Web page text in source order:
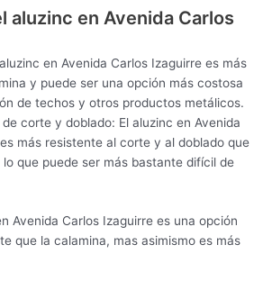
aluzinc en Avenida Carlos
en Avenida Carlos Izaguirre es más
y puede ser una opción más costosa
de techos y otros productos metálicos.
corte y doblado: El aluzinc en Avenida
más resistente al corte y al doblado que
que puede ser más bastante difícil de
Avenida Carlos Izaguirre es una opción
que la calamina, mas asimismo es más